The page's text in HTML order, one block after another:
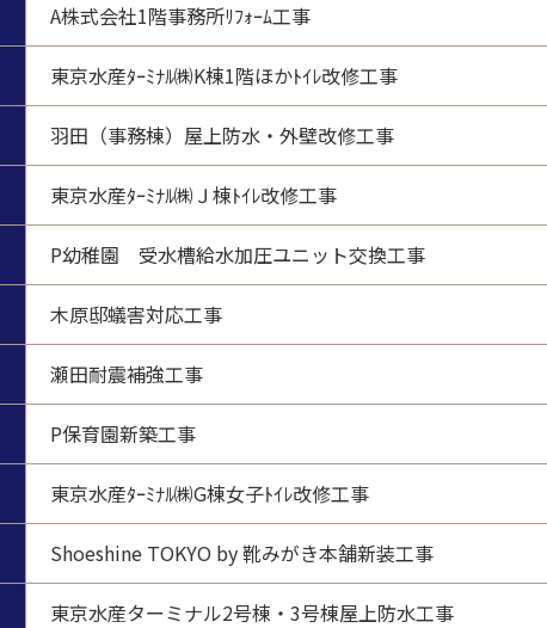
A株式会社1階事務所ﾘﾌｫｰﾑ工事
東京水産ﾀｰﾐﾅﾙ㈱K棟1階ほかﾄｲﾚ改修工事
羽田（事務棟）屋上防水・外壁改修工事
東京水産ﾀｰﾐﾅﾙ㈱Ｊ棟ﾄｲﾚ改修工事
P幼稚園 受水槽給水加圧ユニット交換工事
木原邸蟻害対応工事
瀬田耐震補強工事
P保育園新築工事
東京水産ﾀｰﾐﾅﾙ㈱G棟女子ﾄｲﾚ改修工事
Shoeshine TOKYO by 靴みがき本舗新装工事
東京水産ターミナル2号棟・3号棟屋上防水工事